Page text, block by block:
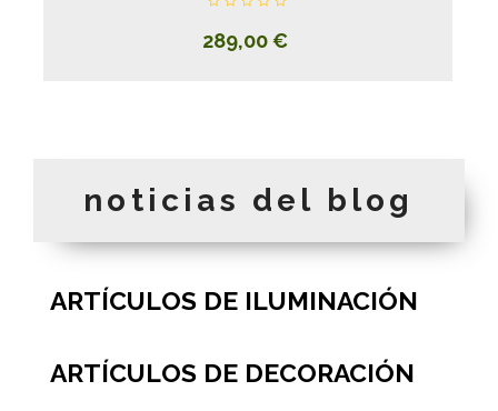
289,00 €
noticias del blog
ARTÍCULOS DE ILUMINACIÓN
ARTÍCULOS DE DECORACIÓN